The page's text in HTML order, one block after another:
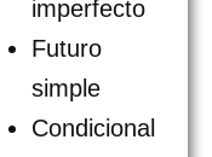
imperfecto
Futuro
simple
Condicional